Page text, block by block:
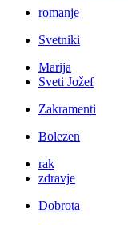
romanje
Svetniki
Marija
Sveti Jožef
Zakramenti
Bolezen
rak
zdravje
Dobrota